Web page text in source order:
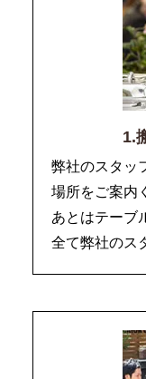
1.
弊社のスタッ
場所をご案内
あとはテーブ
全て弊社のス